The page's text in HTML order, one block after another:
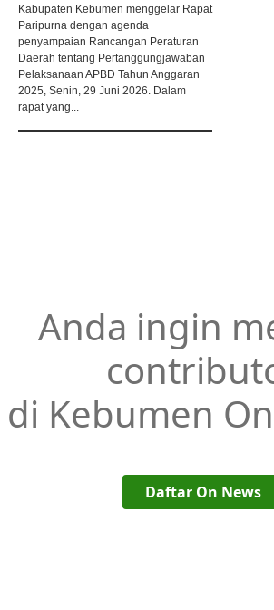
Kabupaten Kebumen menggelar Rapat
Paripurna dengan agenda
penyampaian Rancangan Peraturan
Daerah tentang Pertanggungjawaban
Pelaksanaan APBD Tahun Anggaran
2025, Senin, 29 Juni 2026. Dalam
rapat yang...
Anda ingin
di Kebumen
Daftar On News